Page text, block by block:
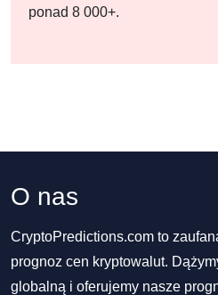
ponad 8 000+.
O nas
CryptoPredictions.com to
prognoz cen kryptowalut.
globalną i oferujemy nasze